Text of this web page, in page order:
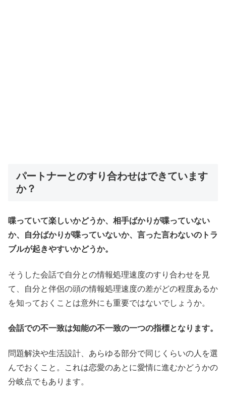
パートナーとのすり合わせはできています
か？
喋っていて楽しいかどうか、相手ばかりが喋っていない
か、自分ばかりが喋っていないか、言った言わないのトラ
ブルが起きやすいかどうか。
そうした会話で自分との情報処理速度のすり合わせを見
て、自分と伴侶の頭の情報処理速度の差がどの程度あるか
を知っておくことは意外にも重要ではないでしょうか。
会話での不一致は知能の不一致の一つの指標となります。
問題解決や生活設計、あらゆる部分で同じくらいの人を選
んでおくこと。これは恋愛のあとに愛情に進むかどうかの
分岐点でもあります。